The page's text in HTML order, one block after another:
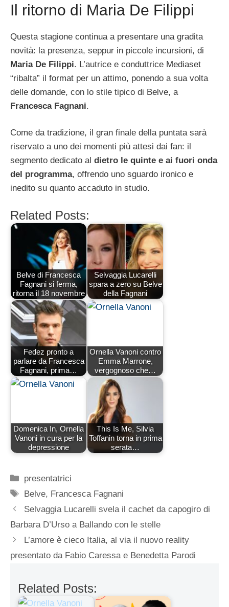
Il ritorno di Maria De Filippi
Questa stagione continua a presentare una gradita
novità: la presenza, seppur in piccole incursioni, di
Maria De Filippi. L’autrice e conduttrice Mediaset
“ribalta” il format per un attimo, ponendo a sua volta
delle domande, con lo stile tipico di Belve, a
Francesca Fagnani.
Come da tradizione, il gran finale della puntata sarà
riservato a uno dei momenti più attesi dai fan: il
segmento dedicato al dietro le quinte e ai fuori onda
del programma, offrendo uno sguardo ironico e
inedito su quanto accaduto in studio.
Related Posts:
Belve di Francesca
Fagnani si ferma,
ritorna il 18 novembre
Selvaggia Lucarelli
spara a zero su Belve
della Fagnani
Fedez pronto a
parlare da Francesca
Fagnani, prima…
Ornella Vanoni contro
Emma Marrone,
vergognoso che…
Domenica In, Ornella
Vanoni in cura per la
depressione
This Is Me, Silvia
Toffanin torna in prima
serata…
Categorie
presentatrici
Tag
Belve, Francesca Fagnani
Selvaggia Lucarelli svela il cachet da capogiro di
Barbara D’Urso a Ballando con le stelle
L’amore è cieco Italia, al via il nuovo reality
presentato da Fabio Caressa e Benedetta Parodi
Related Posts: